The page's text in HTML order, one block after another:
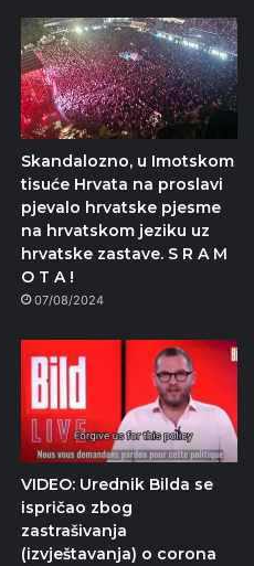
Skandalozno, u Imotskom
tisuće Hrvata na proslavi
pjevalo hrvatske pjesme
na hrvatskom jeziku uz
hrvatske zastave. S R A M
O T A !
07/08/2024
VIDEO: Urednik Bilda se
ispričao zbog
zastrašivanja
(izvještavanja) o corona